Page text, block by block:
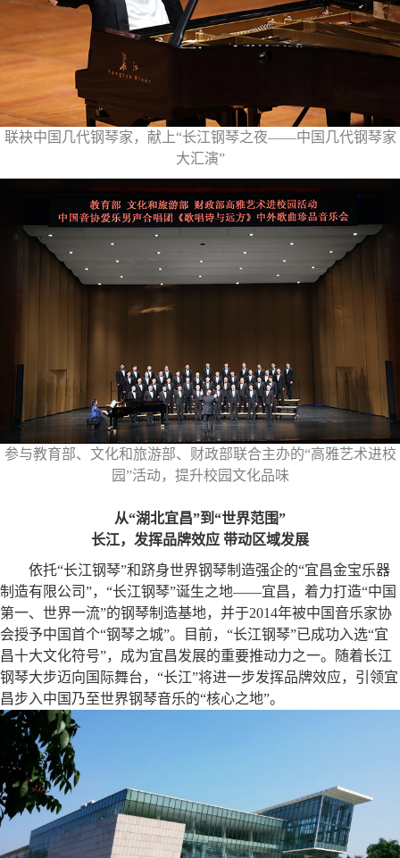
联袂中国几代钢琴家，献上“长江钢琴之夜——中国几代钢琴家
大汇演”
参与教育部、文化和旅游部、财政部联合主办的“高雅艺术进校
园”活动，提升校园文化品味
从“湖北宜昌”到“世界范围”
长江，发挥品牌效应 带动区域发展
依托“长江钢琴”和跻身世界钢琴制造强企的“宜昌金宝乐器
制造有限公司”，“长江钢琴”诞生之地——宜昌，着力打造“中国
第一、世界一流”的钢琴制造基地，并于2014年被中国音乐家协
会授予中国首个“钢琴之城”。目前，“长江钢琴”已成功入选“宜
昌十大文化符号”，成为宜昌发展的重要推动力之一。随着长江
钢琴大步迈向国际舞台，“长江”将进一步发挥品牌效应，引领宜
昌步入中国乃至世界钢琴音乐的“核心之地”。